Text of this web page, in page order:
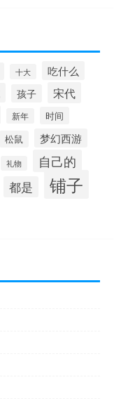
十大 吃什么
孩子 宋代
新年 时间
松鼠 梦幻西游
礼物 自己的
都是 铺子